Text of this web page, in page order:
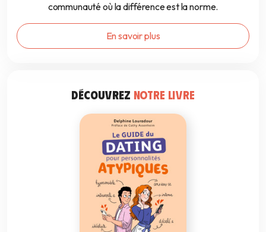
communauté où la différence est la norme.
En savoir plus
DÉCOUVREZ NOTRE LIVRE